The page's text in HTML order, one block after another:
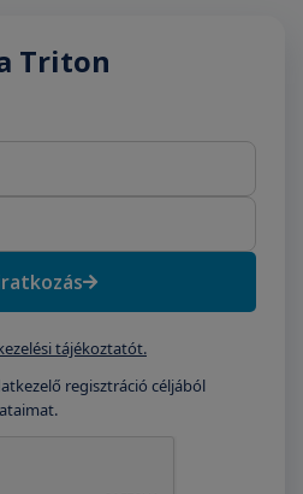
Triton
tájékoztatót.
regisztráció céljából